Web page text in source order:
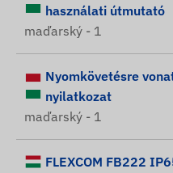
használati útmutató
maďarský - 1
Nyomkövetésre
nyilatkozat
maďarský - 1
FLEXCOM FB222